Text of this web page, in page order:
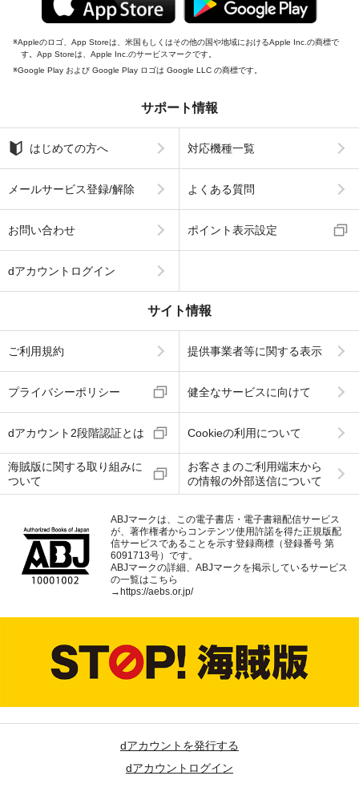
Appleのロゴ、App Storeは、米国もしくはその他の国や地域におけるApple Inc.の商標で
す。App Storeは、Apple Inc.のサービスマークです。
Google Play および Google Play ロゴは Google LLC の商標です。
サポート情報
はじめての方へ 対応機種一覧
メールサービス登録/解除 よくある質問
お問い合わせ ポイント表示設定
dアカウントログイン
サイト情報
ご利用規約 提供事業者等に関する表示
プライバシーポリシー 健全なサービスに向けて
dアカウント2段階認証とは Cookieの利用について
海賊版に関する取り組みに
ついて
お客さまのご利用端末から
の情報の外部送信について
ABJマークは、この電子書店・電子書籍配信サービス
が、著作権者からコンテンツ使用許諾を得た正規版配
信サービスであることを示す登録商標（登録番号 第
6091713号）です。
ABJマークの詳細、ABJマークを掲示しているサービス
の一覧はこちら
→ https://aebs.or.jp/
dアカウントを発行する
dアカウントログイン